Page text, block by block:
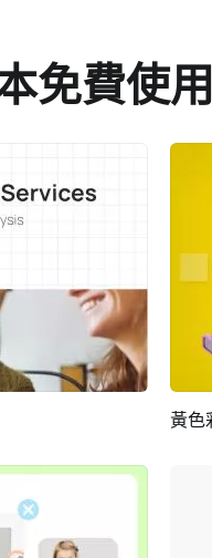
免費使用
黃色